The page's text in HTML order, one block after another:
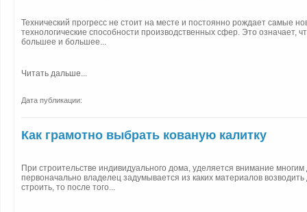
Технический прогресс не стоит на месте и постоянно рождает самые
технологические способности производственных сфер. Это означает,
большее и большее...
Читать дальше...
Дата публикации:
Как грамотно выбрать кованую калитку
При строительстве индивидуального дома, уделяется внимание
первоначально владелец задумывается из каких материалов возводить
строить, то после того...